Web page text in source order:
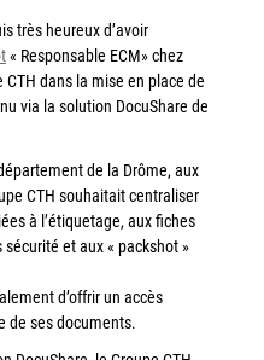
entreprise avec un logiciel
d’impression
de production
très heureux d’avoir
« Responsable ECM» chez
dans la mise en place de
via la solution DocuShare de
de la Drôme, aux
CTH souhaitait centraliser
à l’étiquetage, aux fiches
et aux « packshot »
d’offrir un accès
de ses documents.